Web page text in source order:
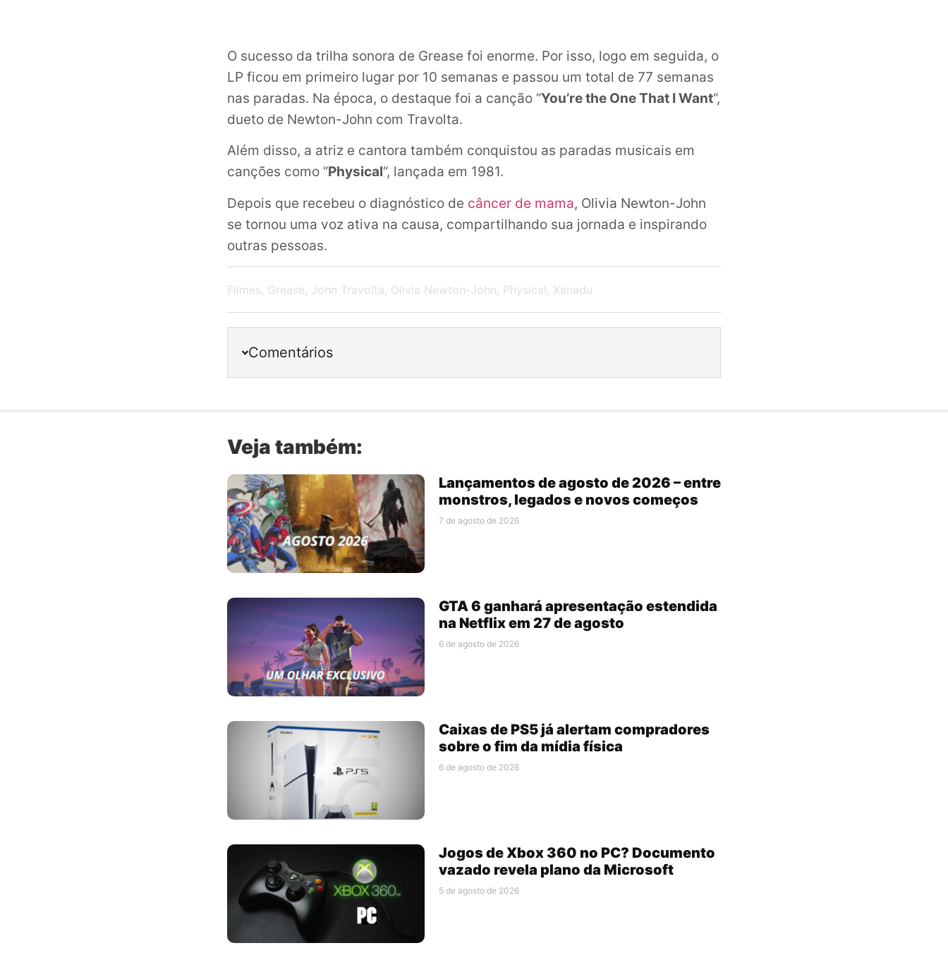
O sucesso da trilha sonora de Grease foi enorme. Por isso, logo em seguida, o
LP ficou em primeiro lugar por 10 semanas e passou um total de 77 semanas
nas paradas. Na época, o destaque foi a canção “You’re the One That I Want“,
dueto de Newton-John com Travolta.
Além disso, a atriz e cantora também conquistou as paradas musicais em
canções como “Physical“, lançada em 1981.
Depois que recebeu o diagnóstico de câncer de mama, Olivia Newton-John
se tornou uma voz ativa na causa, compartilhando sua jornada e inspirando
outras pessoas.
Filmes, Grease, John Travolta, Olivia Newton-John, Physical , Xanadu
Comentários
Veja também:
Lançamentos de agosto de 2026 – entre
monstros, legados e novos começos
7 de agosto de 2026
GTA 6 ganhará apresentação estendida
na Netflix em 27 de agosto
6 de agosto de 2026
Caixas de PS5 já alertam compradores
sobre o fim da mídia física
6 de agosto de 2026
Jogos de Xbox 360 no PC? Documento
vazado revela plano da Microsoft
5 de agosto de 2026